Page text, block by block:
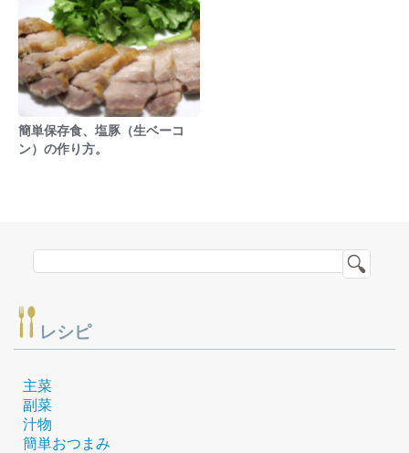
簡単保存食、塩豚（生ベーコ
ン）の作り方。
レシピ
主菜
副菜
汁物
簡単おつまみ